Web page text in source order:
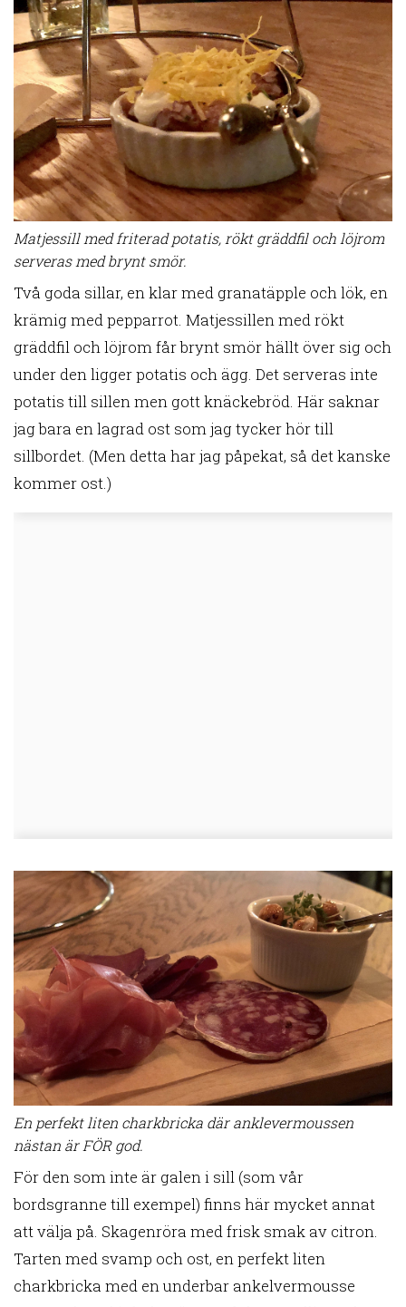
Matjessill med friterad potatis, rökt gräddfil och löjrom
serveras med brynt smör.
Två goda sillar, en klar med granatäpple och lök, en
krämig med pepparrot. Matjessillen med rökt
gräddfil och löjrom får brynt smör hällt över sig och
under den ligger potatis och ägg. Det serveras inte
potatis till sillen men gott knäckebröd. Här saknar
jag bara en lagrad ost som jag tycker hör till
sillbordet. (Men detta har jag påpekat, så det kanske
kommer ost.)
En perfekt liten charkbricka där anklevermoussen
nästan är FÖR god.
För den som inte är galen i sill (som vår
bordsgranne till exempel) finns här mycket annat
att välja på. Skagenröra med frisk smak av citron.
Tarten med svamp och ost, en perfekt liten
charkbricka med en underbar ankelvermousse